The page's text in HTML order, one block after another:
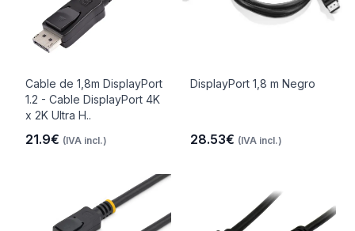
Cable de 1,8m DisplayPort
1.2 - Cable DisplayPort 4K
x 2K Ultra H..
21.9€ (IVA incl.)
DisplayPort 1,8 m Negro
28.53€ (IVA incl.)